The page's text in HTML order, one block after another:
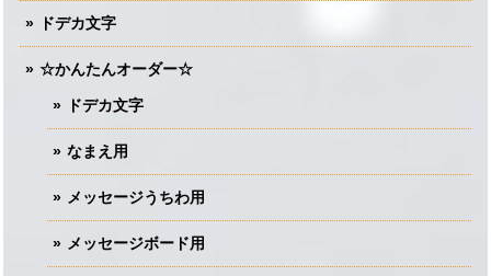
ドデカ文字
☆かんたんオーダー☆
ドデカ文字
なまえ用
メッセージうちわ用
メッセージボード用